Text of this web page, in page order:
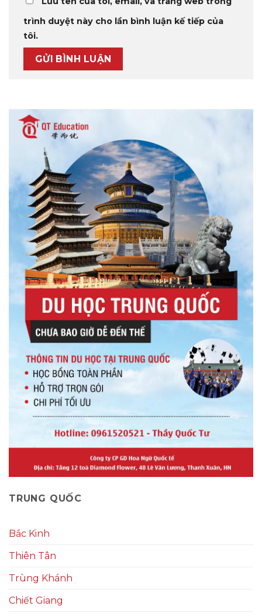
trình duyệt này cho lần bình luận kế tiếp của
tôi.
TRUNG QUỐC
Bắc Kinh
Thiên Tân
Trùng Khánh
Chiết Giang